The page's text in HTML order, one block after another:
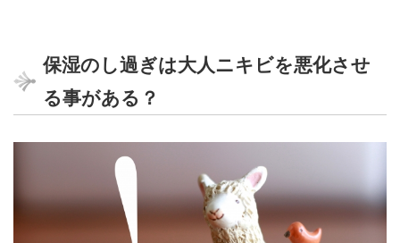
保湿のし過ぎは大人ニキビを悪化させ
る事がある？